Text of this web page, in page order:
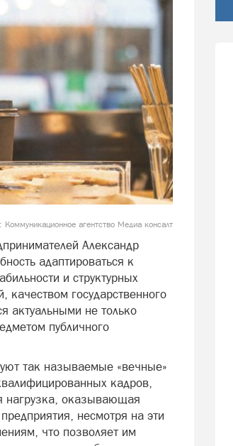
Коммуникационное агентство Медиа консалт
Александр
адаптироваться к
и структурных
государственного
актуальными не только
публичного
так называемые «вечные»
кадров,
нагрузка, оказывающая
несмотря на эти
что позволяет им